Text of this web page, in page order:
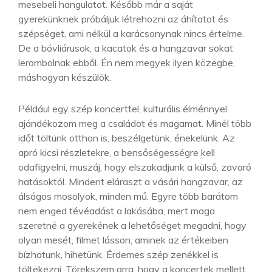
mesebeli hangulatot. Később már a saját
gyerekünknek próbáljuk létrehozni az áhítatot és
szépséget, ami nélkül a karácsonynak nincs értelme.
De a bóvliárusok, a kacatok és a hangzavar sokat
lerombolnak ebből. Én nem megyek ilyen közegbe,
máshogyan készülök.
Például egy szép koncerttel, kulturális élménnyel
ajándékozom meg a családot és magamat. Minél több
időt töltünk otthon is, beszélgetünk, énekelünk. Az
apró kicsi részletekre, a bensőségességre kell
odafigyelni, muszáj, hogy elszakadjunk a külső, zavaró
hatásoktól. Mindent eláraszt a vásári hangzavar, az
álságos mosolyok, minden mű. Egyre több barátom
nem enged tévéadást a lakásába, mert maga
szeretné a gyerekének a lehetőséget megadni, hogy
olyan mesét, filmet lásson, aminek az értékeiben
bízhatunk, hihetünk. Érdemes szép zenékkel is
töltekezni. Törekszem arra, hogy a koncertek mellett